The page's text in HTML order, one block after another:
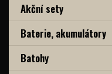
Akční sety
Baterie, akumulátory
Batohy